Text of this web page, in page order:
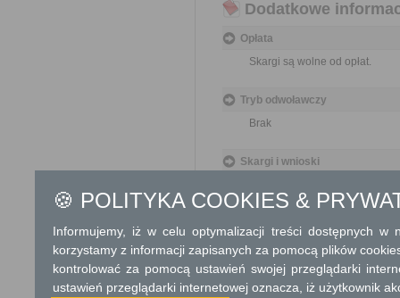
Dodatkowe
Opłata
Skargi są wolne od opłat.
Tryb odwoławczy
Brak
Skargi i wnioski
pracowników, naruszenie
usprawnienie pracy i
Organ właściwy dla
miesiąca.
🍪 POLITYKA COOKIES &
Informujemy, iż w celu optymalizacji treści dostępnych w
korzystamy z informacji zapisanych za pomocą plików
kontrolować za pomocą ustawień swojej przeglądarki
ustawień przeglądarki internetowej oznacza, iż użytkownik